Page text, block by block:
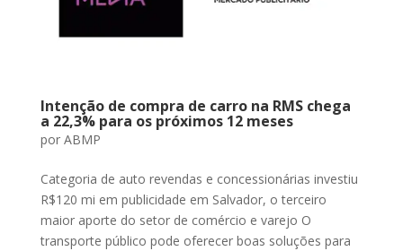
Intenção de compra de carro na RMS chega
a 22,3% para os próximos 12 meses
por ABMP
Categoria de auto revendas e concessionárias investiu
R$120 mi em publicidade em Salvador, o terceiro
maior aporte do setor de comércio e varejo O
transporte público pode oferecer boas soluções para